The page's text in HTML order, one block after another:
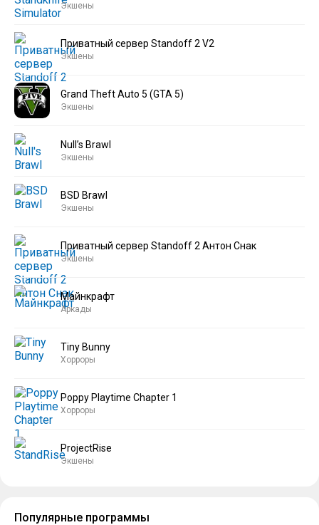
Экшены
Приватный сервер Standoff 2 V2
Экшены
Grand Theft Auto 5 (GTA 5)
Экшены
Null’s Brawl
Экшены
BSD Brawl
Экшены
Приватный сервер Standoff 2 Антон Снак
Экшены
Майнкрафт
Аркады
Tiny Bunny
Хорроры
Poppy Playtime Chapter 1
Хорроры
ProjectRise
Экшены
Популярные программы